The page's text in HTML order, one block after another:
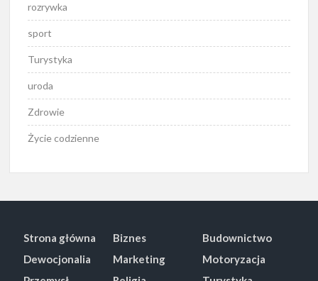
rozrywka
sport
Turystyka
uroda
Zdrowie
Życie codzienne
Strona główna Biznes
Budownictwo
Dewocjonalia
Marketing
Motoryzacja